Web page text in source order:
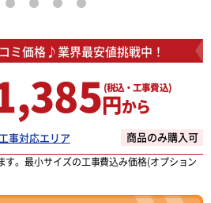
ミ価格♪業界最安値挑戦中！
(税込・工事費込)
円から
事対応エリア 商品のみ購入可
す。最小サイズの工事費込み価格(オプション